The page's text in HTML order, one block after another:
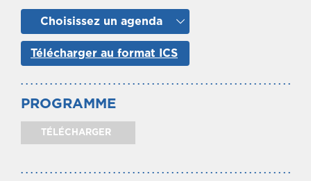
Choisissez un agenda
Télécharger au format ICS
PROGRAMME
TÉLÉCHARGER